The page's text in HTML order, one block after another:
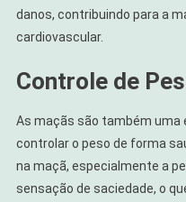
danos, contribuindo para a
cardiovascular.
Controle de
As maçãs são também uma
controlar o peso de forma
na maçã, especialmente a
sensação de saciedade, o